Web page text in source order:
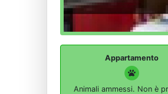
Appartamento
Animali ammessi. Non è